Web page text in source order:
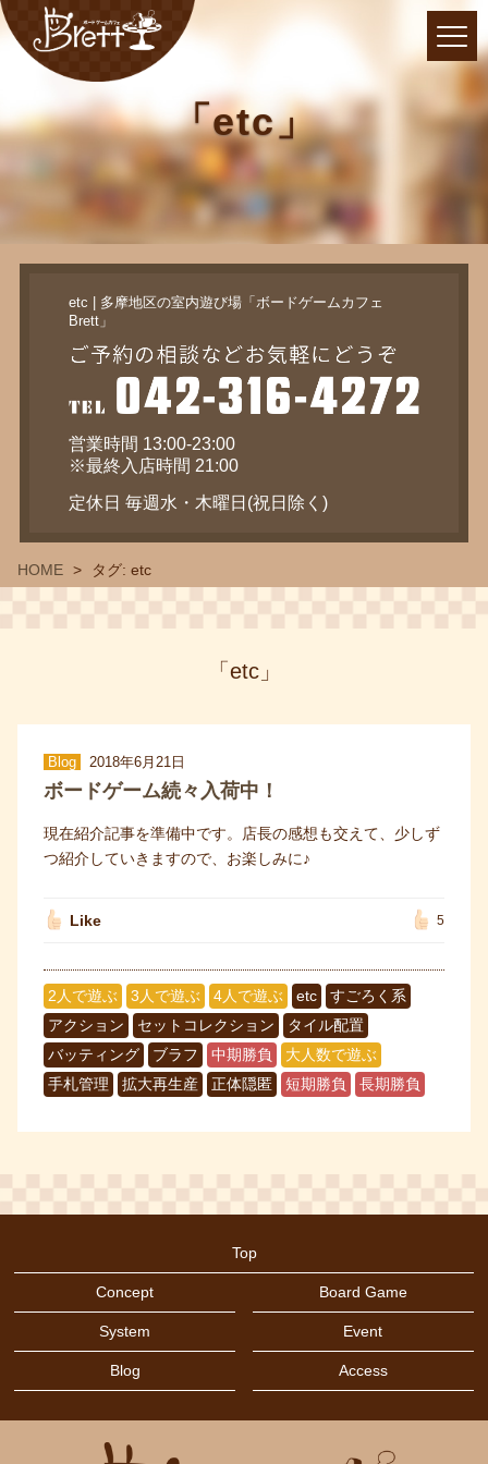
「etc」
etc | 多摩地区の室内遊び場「ボードゲームカフェ
Brett」
営業時間 13:00-23:00
※最終入店時間 21:00
定休日 毎週水・木曜日(祝日除く)
HOME タグ: etc
「etc」
Blog 2018年6月21日
ボードゲーム続々入荷中！
現在紹介記事を準備中です。店長の感想も交えて、少しず
つ紹介していきますので、お楽しみに♪
Like 5
2人で遊ぶ 3人で遊ぶ 4人で遊ぶ etc
すごろく系
アクション
セットコレクション
タイル配置
バッティング
ブラフ 中期勝負
大人数で遊ぶ
手札管理
拡大再生産 正体隠匿 短期勝負 長期勝負
Top
Concept Board Game
System Event
Blog Access